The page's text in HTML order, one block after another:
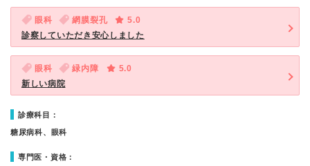
眼科 網膜裂孔
5.0
診察していただき安心しました
眼科 緑内障
5.0
新しい病院
診療科目：
糖尿病科、眼科
専門医・資格：